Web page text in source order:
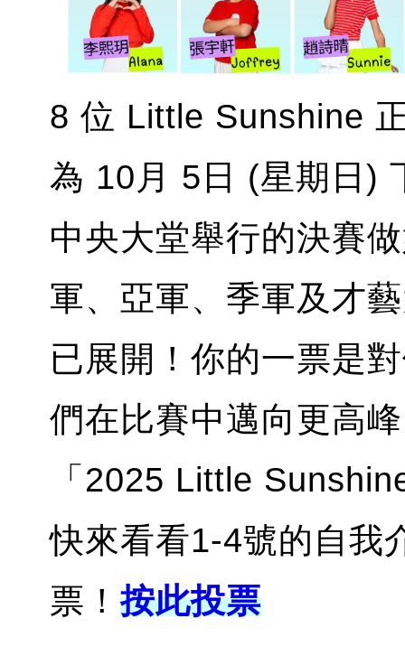
8 位 Little Sunshine
為 10月 5日 (星期日)
中央大堂舉行的決賽
軍、亞軍、季軍及才
已展開！你的一票是
們在比賽中邁向更高
「2025 Little
快來看看1-4號的自我
票！按此投票